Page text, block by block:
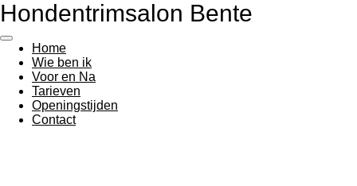
Ga
naar
hoofdinhoud
Hondentrimsalon Bente
Home
Wie ben ik
Voor en Na
Tarieven
Openingstijden
Contact